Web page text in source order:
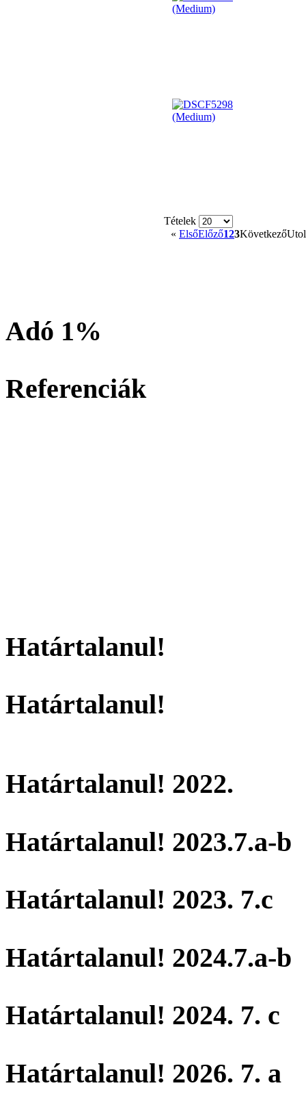
Tételek
« ElsőElőző123Következő
Adó 1%
Referenciák
Határtalanul!
Határtalanul!
Határtalanul! 2022.
Határtalanul! 2023.7.a-b
Határtalanul! 2023. 7.c
Határtalanul! 2024.7.a-b
Határtalanul! 2024. 7. c
Határtalanul! 2026. 7. a